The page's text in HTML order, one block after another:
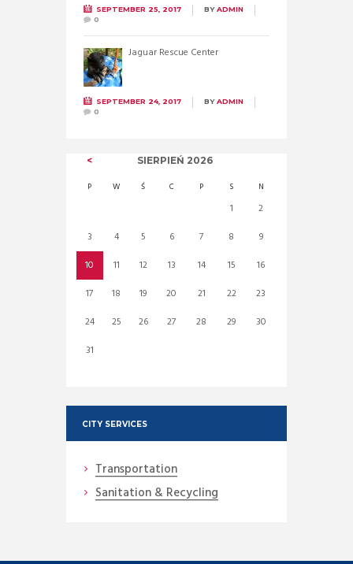
SEPTEMBER 25, 2017 BYADMIN
0
Jaguar Rescue Center
SEPTEMBER 24, 2017 BYADMIN
0
SIERPIEŃ 2026
P W Ś C P S N
1
2
3
4 5 6 7 8
9
10
11 12 13 14 15
16
17
18 19 20 21 22
23
24
25 26 27 28 29
30
31
CITY SERVICES
Transportation
Sanitation & Recycling